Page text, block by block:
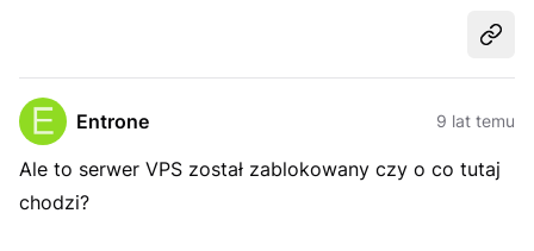
Entrone 9 lat temu
Ale to serwer VPS został zablokowany czy o co tutaj
chodzi?